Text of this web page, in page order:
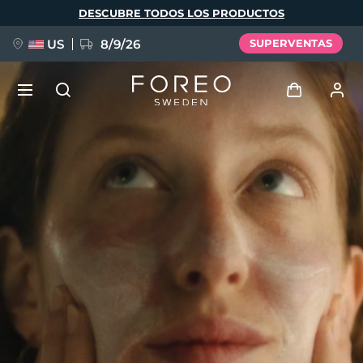
DESCUBRE TODOS LOS PRODUCTOS
US 8/9/26 SUPERVENTAS
Iniciar sesión
Perfil de usuario
Mis dispositivos
Mis pedidos
Mis direcciones
Mis suscripciones
FAQ™ Pure Beauty-Tech Elixir
BREAKING NEWS
issa™ Teeth Whitening Set
English
Español
Français
Русский
Türkçe
繁體中文